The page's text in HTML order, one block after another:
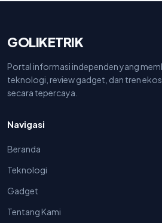
GOLIKETRIK
Portal informasi independen yang
teknologi, review gadget, dan tren
secara tepercaya.
Navigasi
Beranda
Teknologi
Gadget
Tentang Kami